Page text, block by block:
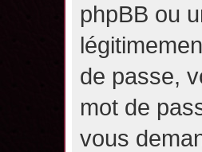
phpBB ou
de passe,
mot de
vous